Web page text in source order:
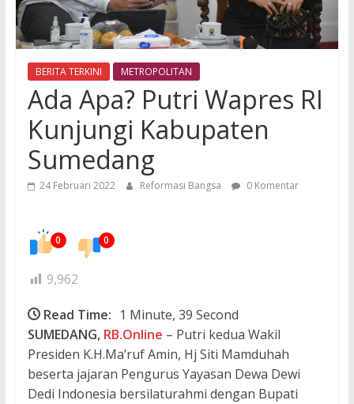
BERITA TERKINI METROPOLITAN
Ada Apa? Putri Wapres RI
Kunjungi Kabupaten
Sumedang
24 Februari 2022 Reformasi Bangsa 0 Komentar
0 0
9,962
Read Time: 1 Minute, 39 Second
SUMEDANG, RB.Online – Putri kedua Wakil
Presiden K.H.Ma’ruf Amin, Hj Siti Mamduhah
beserta jajaran Pengurus Yayasan Dewa Dewi
Dedi Indonesia bersilaturahmi dengan Bupati